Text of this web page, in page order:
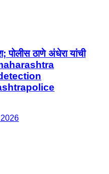
पोलीस ठाणे अंधेरा यांची